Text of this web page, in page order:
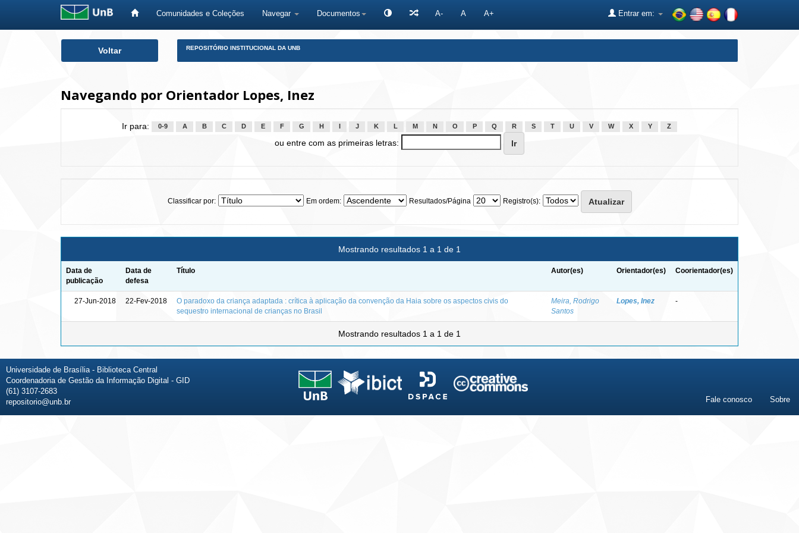
Comunidades e Coleções Navegar Documentos A- A A+ Entrar em:
Voltar REPOSITÓRIO INSTITUCIONAL DA UNB
Navegando por Orientador Lopes, Inez
Ir para: 0-9 A B C D E F G H J K L M N O P Q R S T U V W X Y Z
ou entre com as primeiras letras:
Classificar por: Em ordem: Resultados/Página Registro(s):
Mostrando resultados 1 a 1 de 1
Data de
publicação
Data de
defesa
Título Autor(es) Orientador(es) Coorientador(es)
27-Jun-2018 22-Fev-2018
O paradoxo da criança adaptada : crítica à aplicação da convenção da Haia sobre os aspectos civis do
sequestro internacional de crianças no Brasil
Meira, Rodrigo
Santos
Lopes, Inez -
Mostrando resultados 1 a 1 de 1
Universidade de Brasília - Biblioteca Central
Coordenadoria de Gestão da Informação Digital - GID
(61) 3107-2683
repositorio@unb.br
Fale conosco Sobre